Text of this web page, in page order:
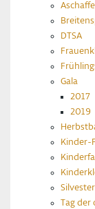
DTSA
Gala
2017
2019
Kinder-
Tag der